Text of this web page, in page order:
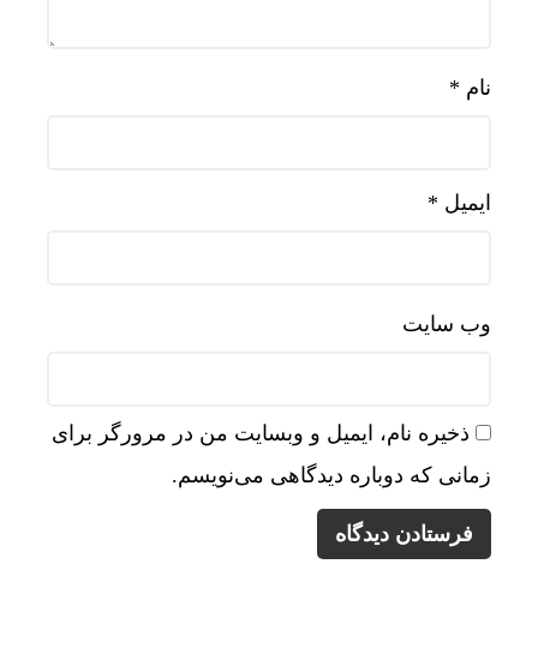
نام *
ایمیل *
وب‌ سایت
ذخیره نام، ایمیل و وبسایت من در مرورگر برای
زمانی که دوباره دیدگاهی می‌نویسم.